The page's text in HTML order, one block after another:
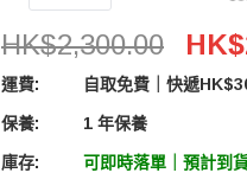
Tilta 鐵頭 Nucleus-
HK$2,300.00
運費: 自取免費｜快遞
保養: 1 年保養
庫存: 可即時落單｜預計到